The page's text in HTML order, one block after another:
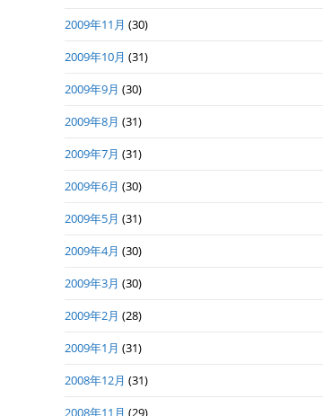
2009年11月 (30)
2009年10月 (31)
2009年9月 (30)
2009年8月 (31)
2009年7月 (31)
2009年6月 (30)
2009年5月 (31)
2009年4月 (30)
2009年3月 (30)
2009年2月 (28)
2009年1月 (31)
2008年12月 (31)
2008年11月 (29)